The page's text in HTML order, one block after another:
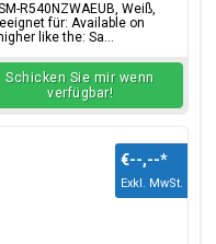
R540NZWAEUB, Weiß,
für: Available on
like the: Sa...
Schicken Sie mir wenn
verfügbar!
€--,--*
Exkl. MwSt.